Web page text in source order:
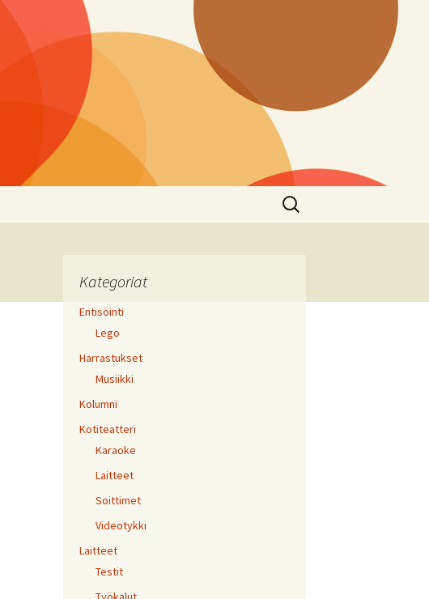
Haku:
Kategoriat
Entisöinti
Lego
Harrastukset
Musiikki
Kolumni
Kotiteatteri
Karaoke
Laitteet
Soittimet
Videotykki
Laitteet
Testit